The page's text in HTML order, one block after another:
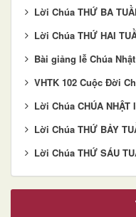
Lời Chúa THỨ BA
Lời Chúa THỨ HAI
Bài giảng lễ Chúa
VHTK 102 Cuộc Đời
Lời Chúa CHÚA NHẬT
Lời Chúa THỨ BẢY
Lời Chúa THỨ SÁU